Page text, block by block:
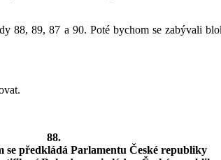
88, 89, 87 a 90. Poté bychom se zabývali
88.
předkládá Parlamentu České republiky